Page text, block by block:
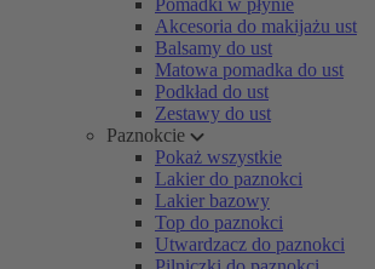
Pomadki w płynie
Akcesoria do makijażu ust
Balsamy do ust
Matowa pomadka do ust
Podkład do ust
Zestawy do ust
Paznokcie
Pokaż wszystkie
Lakier do paznokci
Lakier bazowy
Top do paznokci
Utwardzacz do paznokci